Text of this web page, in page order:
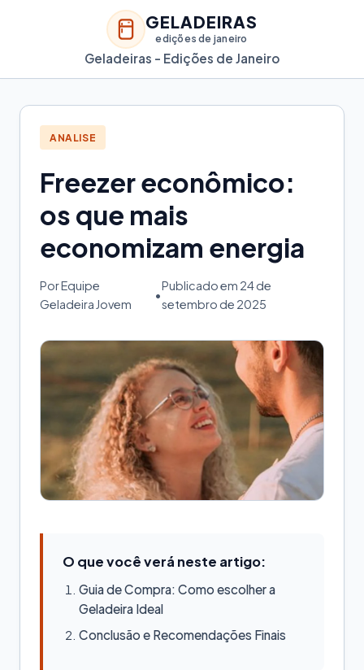
GELADEIRAS
edições de janeiro
Geladeiras - Edições de Janeiro
ANALISE
Freezer econômico:
os que mais
economizam energia
Por Equipe
Geladeira Jovem
•
Publicado em 24 de
setembro de 2025
O que você verá neste artigo:
Guia de Compra: Como escolher a
Geladeira Ideal
Conclusão e Recomendações Finais